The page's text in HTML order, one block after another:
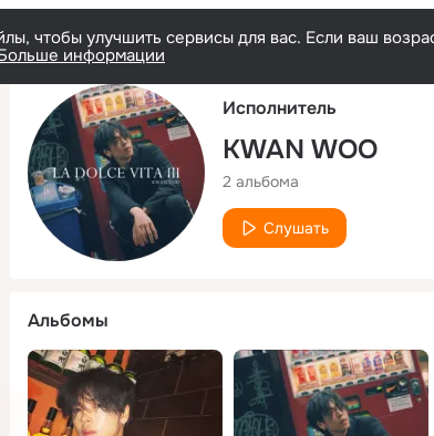
чтобы улучшить сервисы для вас. Если ваш
информации
Исполнитель
KWAN WOO
2 альбома
Слушать
Альбомы